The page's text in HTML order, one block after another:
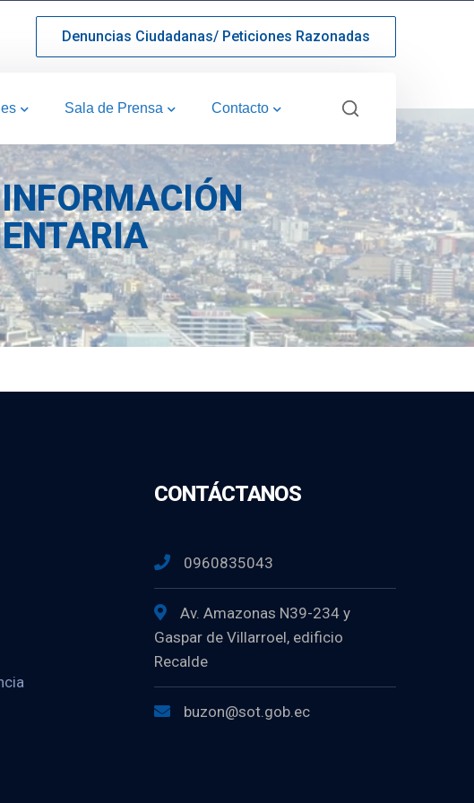
Denuncias Ciudadanas/ Peticiones Razonadas
Sala de Prensa Contacto
CONTÁCTANOS
0960835043
Av. Amazonas N39-234 y
Gaspar de Villarroel, edificio
Recalde
buzon@sot.gob.ec